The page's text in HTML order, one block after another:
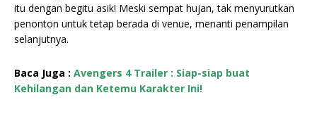
itu dengan begitu asik! Meski sempat hujan, tak menyurutkan
penonton untuk tetap berada di venue, menanti penampilan
selanjutnya.
Baca Juga : Avengers 4 Trailer : Siap-siap buat
Kehilangan dan Ketemu Karakter Ini!